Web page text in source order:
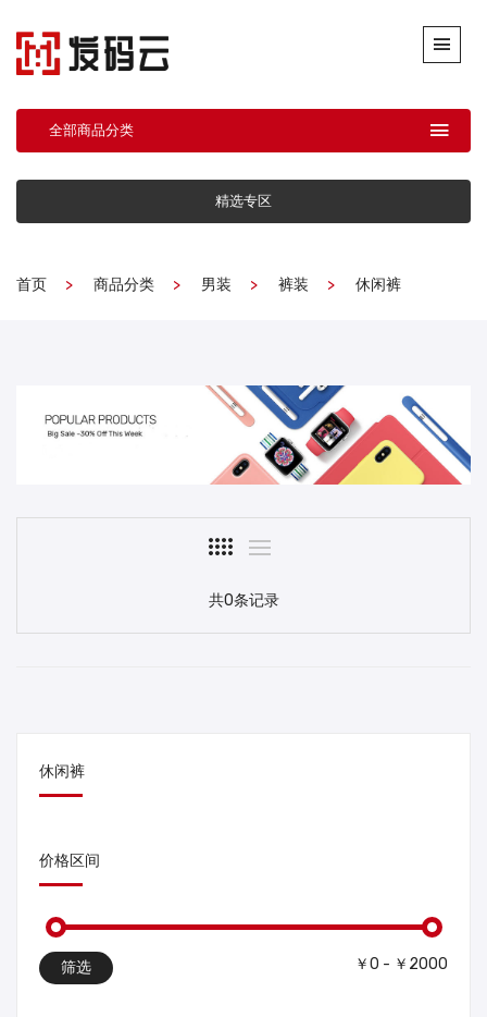
全部商品分类
精选专区
首页 商品分类 男装 裤装 休闲裤
共0条记录
休闲裤
价格区间
筛选 ￥0 - ￥2000